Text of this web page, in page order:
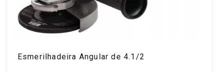
Esmerilhadeira Angular de 4.1/2